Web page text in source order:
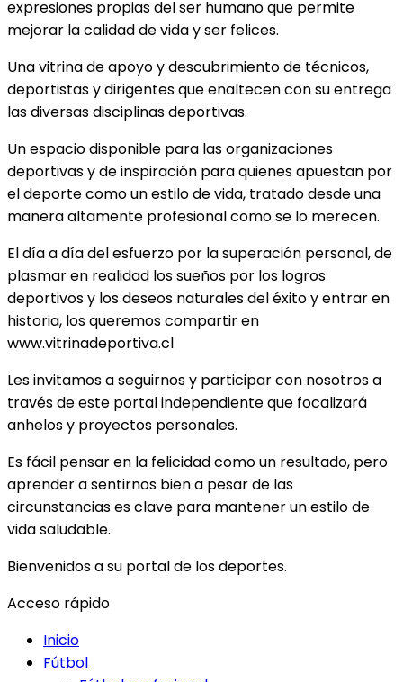
expresiones propias del ser humano que permite
mejorar la calidad de vida y ser felices.
Una vitrina de apoyo y descubrimiento de técnicos,
deportistas y dirigentes que enaltecen con su entrega
las diversas disciplinas deportivas.
Un espacio disponible para las organizaciones
deportivas y de inspiración para quienes apuestan por
el deporte como un estilo de vida, tratado desde una
manera altamente profesional como se lo merecen.
El día a día del esfuerzo por la superación personal, de
plasmar en realidad los sueños por los logros
deportivos y los deseos naturales del éxito y entrar en
historia, los queremos compartir en
www.vitrinadeportiva.cl
Les invitamos a seguirnos y participar con nosotros a
través de este portal independiente que focalizará
anhelos y proyectos personales.
Es fácil pensar en la felicidad como un resultado, pero
aprender a sentirnos bien a pesar de las
circunstancias es clave para mantener un estilo de
vida saludable.
Bienvenidos a su portal de los deportes.
Acceso rápido
Inicio
Fútbol